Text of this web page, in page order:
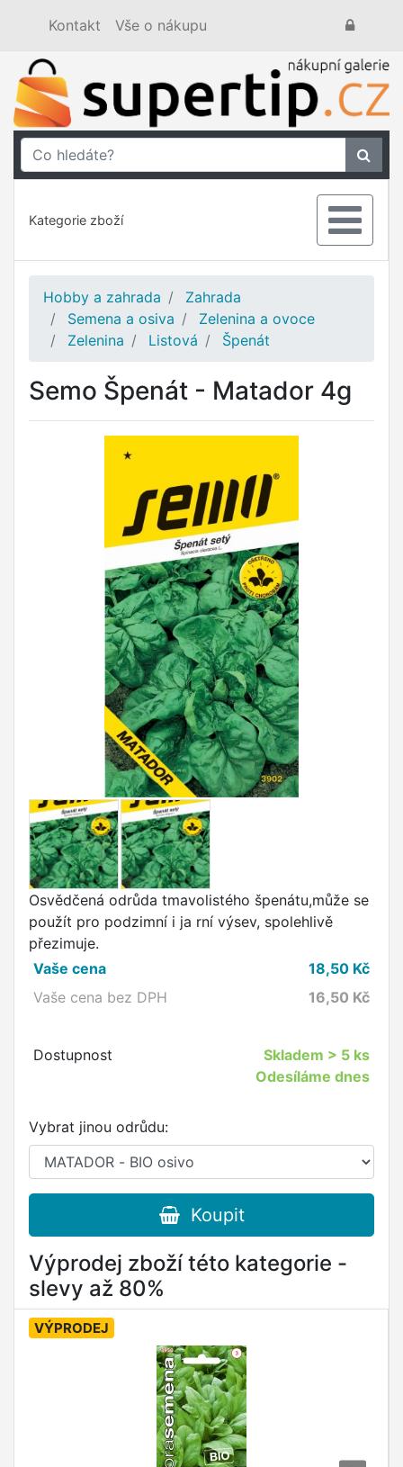
Kontakt Vše o nákupu
Kategorie zboží
Hobby a zahrada
Zahrada
Semena a osiva
Zelenina a ovoce
Zelenina
Listová Špenát
Semo Špenát - Matador 4g
Osvědčená odrůda tmavolistého špenátu,může se
použít pro podzimní i ja rní výsev, spolehlivě
přezimuje.
Vaše cena
18,50 Kč
Vaše cena bez DPH
16,50 Kč
Dostupnost Skladem > 5 ks
Odesíláme dnes
Vybrat jinou odrůdu:
Koupit
Výprodej zboží této kategorie -
slevy až 80%
VÝPRODEJ